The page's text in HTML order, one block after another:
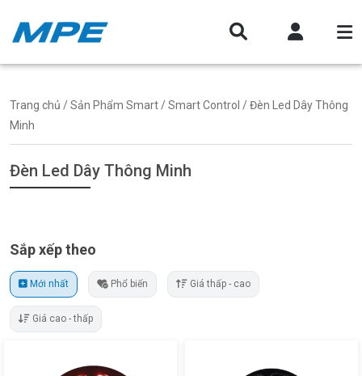
Trang chủ /Sản Phẩm Smart /Smart Control / Đèn Led Dây Thông
Minh
Đèn Led Dây Thông Minh
Sắp xếp theo
Mới nhất Phổ biến Giá thấp - cao
Giá cao - thấp